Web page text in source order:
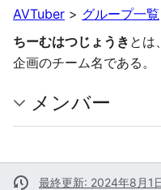
AVTuber > グループ一覧
ちーむはつじょうき とは
企画のチーム名である。
メンバー
最終更新: 2024年8月1